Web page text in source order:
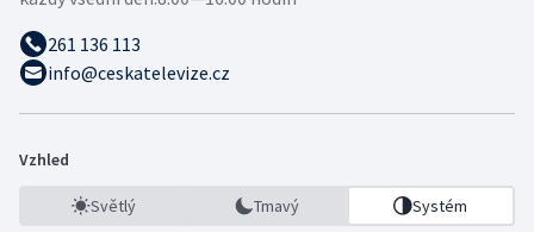
261 136 113
info@ceskatelevize.cz
Vzhled
Světlý Tmavý Systém